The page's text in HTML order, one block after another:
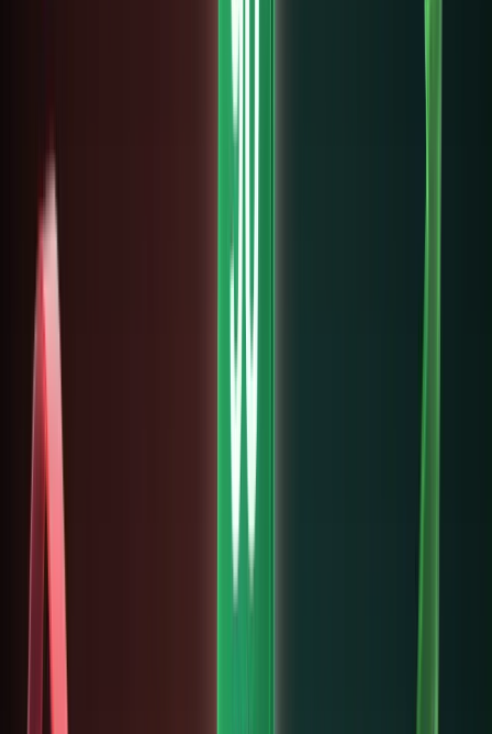
Đầu tư
RWA
(tài sản
thế giới